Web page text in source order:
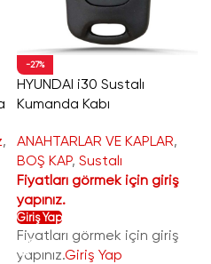
,
-27%
HYUNDAI i30 Sustalı
Kumanda Kabı
ANAHTARLAR VE KAPLAR,
BOŞ KAP, Sustalı
Fiyatları görmek için giriş
yapınız.
Giriş Yap
Fiyatları görmek için giriş
yapınız.Giriş Yap